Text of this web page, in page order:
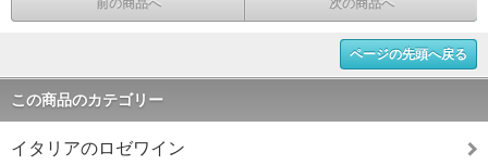
前の商品へ 次の商品へ
ページの先頭へ戻る
この商品のカテゴリー
イタリアのロゼワイン